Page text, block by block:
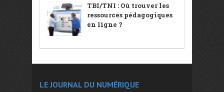
TBI/TNI : Où trouver les
ressources pédagogiques
en ligne ?
LE JOURNAL DU NUMÉRIQUE